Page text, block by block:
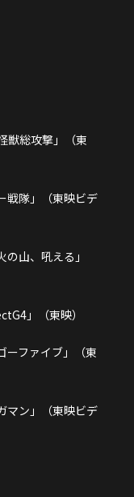
獣総攻撃」（東
戦隊」（東映ビデ
山、吼える」
」（東映）
ーファイブ」（東
マン」（東映ビデ